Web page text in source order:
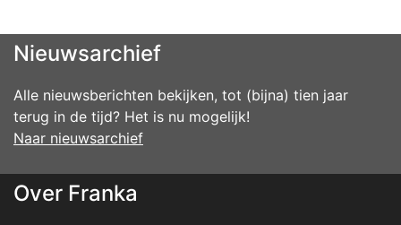
Nieuwsarchief
Alle nieuwsberichten bekijken, tot (bijna) tien jaar
terug in de tijd? Het is nu mogelijk!
Naar nieuwsarchief
Over Franka